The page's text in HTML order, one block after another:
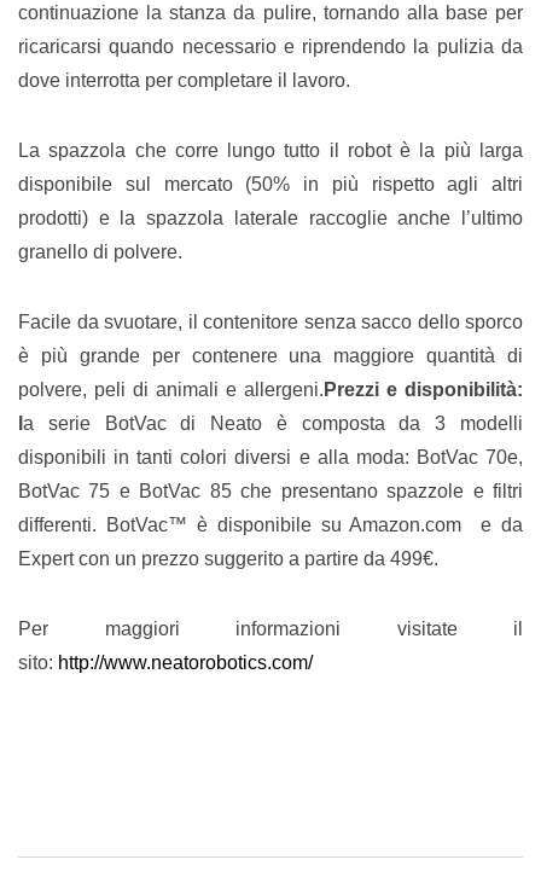
continuazione la stanza da pulire, tornando alla base per
ricaricarsi quando necessario e riprendendo la pulizia da
dove interrotta per completare il lavoro.
La spazzola che corre lungo tutto il robot è la più larga
disponibile sul mercato (50% in più rispetto agli altri
prodotti) e la spazzola laterale raccoglie anche l’ultimo
granello di polvere.
Facile da svuotare, il contenitore senza sacco dello sporco
è più grande per contenere una maggiore quantità di
polvere, peli di animali e allergeni. Prezzi e disponibilità:
a serie BotVac di Neato è composta da 3 modelli
disponibili in tanti colori diversi e alla moda: BotVac 70e,
BotVac 75 e BotVac 85 che presentano spazzole e filtri
differenti. BotVac™ è disponibile su Amazon.com e da
Expert con un prezzo suggerito a partire da 499€.
Per maggiori informazioni visitate il
sito: http://www.neatorobotics.com/